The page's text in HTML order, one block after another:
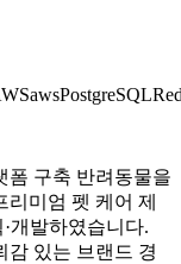
awsPostgreSQL
폼 구축 반려동물을
미엄 펫 케어 제
개발하였습니다.
감 있는 브랜드 경